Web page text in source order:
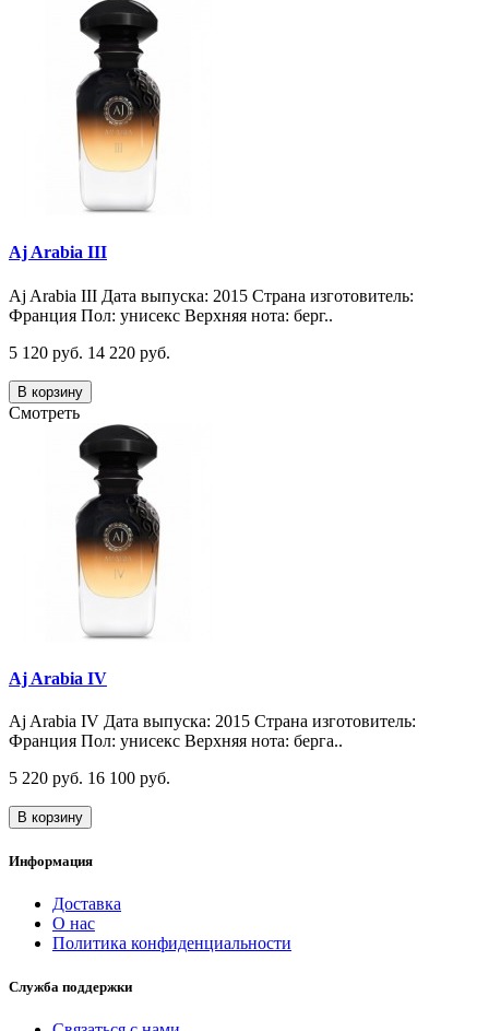
Aj Arabia III
Aj Arabia III Дата выпуска: 2015 Страна изготовитель:
Франция Пол: унисекс Верхняя нота: берг..
5 120 руб. 14 220 руб.
В корзину
Смотреть
Aj Arabia IV
Aj Arabia IV Дата выпуска: 2015 Страна изготовитель:
Франция Пол: унисекс Верхняя нота: берга..
5 220 руб. 16 100 руб.
В корзину
Информация
Доставка
О нас
Политика конфиденциальности
Служба поддержки